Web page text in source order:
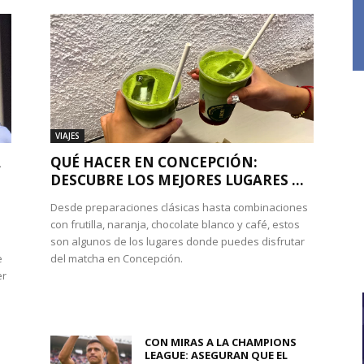
VIAJES
QUÉ HACER EN CONCEPCIÓN:
DESCUBRE LOS MEJORES LUGARES ...
Desde preparaciones clásicas hasta combinaciones
con frutilla, naranja, chocolate blanco y café, estos
son algunos de los lugares donde puedes disfrutar
del matcha en Concepción.
CON MIRAS A LA CHAMPIONS
LEAGUE: ASEGURAN QUE EL